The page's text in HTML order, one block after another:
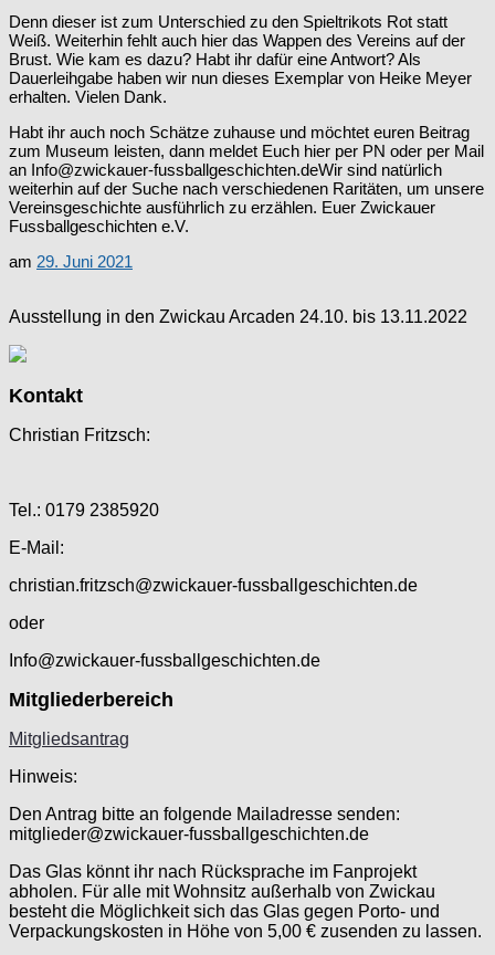
Denn dieser ist zum Unterschied zu den Spieltrikots Rot statt
Weiß. Weiterhin fehlt auch hier das Wappen des Vereins auf der
Brust. Wie kam es dazu? Habt ihr dafür eine Antwort? Als
Dauerleihgabe haben wir nun dieses Exemplar von Heike Meyer
erhalten. Vielen Dank.
Habt ihr auch noch Schätze zuhause und möchtet euren Beitrag
zum Museum leisten, dann meldet Euch hier per PN oder per Mail
an Info@zwickauer-fussballgeschichten.deWir sind natürlich
weiterhin auf der Suche nach verschiedenen Raritäten, um unsere
Vereinsgeschichte ausführlich zu erzählen. Euer Zwickauer
Fussballgeschichten e.V.
am 29. Juni 2021
Ausstellung in den Zwickau Arcaden 24.10. bis 13.11.2022
Kontakt
Christian Fritzsch:
Tel.: 0179 2385920
E-Mail:
christian.fritzsch@zwickauer-fussballgeschichten.de
oder
Info@zwickauer-fussballgeschichten.de
Mitgliederbereich
Mitgliedsantrag
Hinweis:
Den Antrag bitte an folgende Mailadresse senden:
mitglieder@zwickauer-fussballgeschichten.de
Das Glas könnt ihr nach Rücksprache im Fanprojekt
abholen. Für alle mit Wohnsitz außerhalb von Zwickau
besteht die Möglichkeit sich das Glas gegen Porto- und
Verpackungskosten in Höhe von 5,00 € zusenden zu lassen.